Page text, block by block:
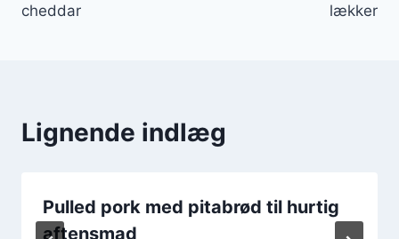
cheddar
lækker
Lignende indlæg
Pulled pork med pitabrød til hurtig
aftensmad